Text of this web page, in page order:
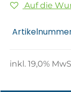
Auf die
inkl.19,0%